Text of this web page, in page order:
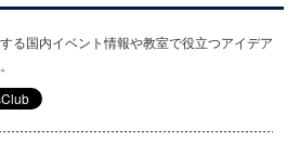
る国内イベント情報や教室で役立つアイデア